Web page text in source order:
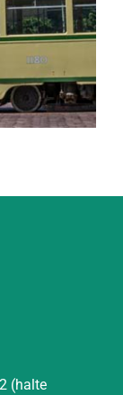
(halte